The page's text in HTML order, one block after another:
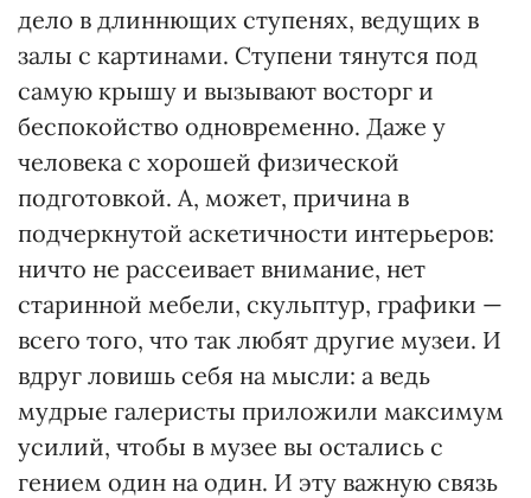
дело в длиннющих ступенях, ведущих в
залы с картинами. Ступени тянутся под
самую крышу и вызывают восторг и
беспокойство одновременно. Даже у
человека с хорошей физической
подготовкой. А, может, причина в
подчеркнутой аскетичности интерьеров:
ничто не рассеивает внимание, нет
старинной мебели, скульптур, графики —
всего того, что так любят другие музеи. И
вдруг ловишь себя на мысли: а ведь
мудрые галеристы приложили максимум
усилий, чтобы в музее вы остались с
гением один на один. И эту важную связь